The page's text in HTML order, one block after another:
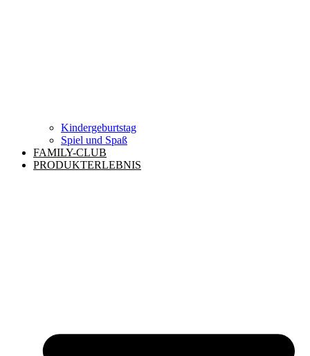
Kindergeburtstag
Spiel und Spaß
FAMILY-CLUB
PRODUKTERLEBNIS